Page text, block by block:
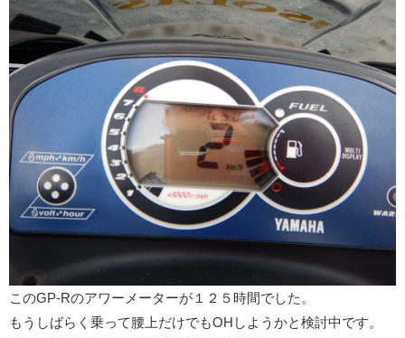
このGP-Rのアワーメーターが１２５時間でした。
もうしばらく乗って腰上だけでもOHしようかと検討中です。